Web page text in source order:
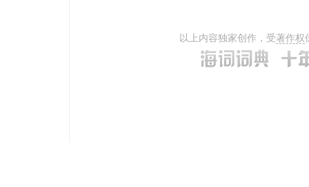
以上内容独家创作，受著作权